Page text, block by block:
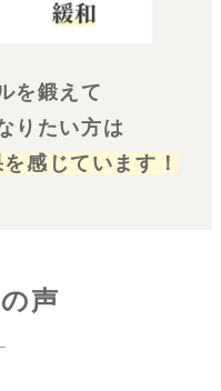
を鍛えて
りたい方は
感じています！
声